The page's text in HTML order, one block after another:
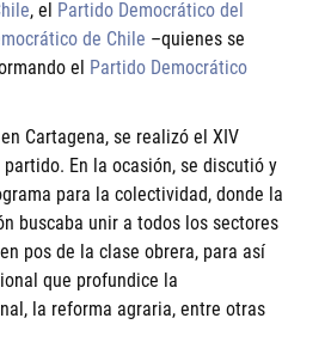
, el Partido Democrático del
de Chile –quienes se
el Partido Democrático
Cartagena, se realizó el XIV
En la ocasión, se discutió y
para la colectividad, donde la
buscaba unir a todos los sectores
pos de la clase obrera, para así
que profundice la
la reforma agraria, entre otras